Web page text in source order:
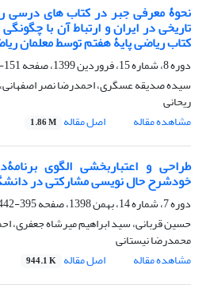
نحوۀ معرفی جبر در کتاب های درسی
تاریخی در ایران و ارتباط آن با
کتاب ریاضی پایۀ هفتم توسط معلمان
دوره 8، شماره 15، فروردین 1399، صفحه
151-192
سیده صدیقه عسگری، احمدرضا نصر اصفهانی،
ریحانی
مشاهده مقاله
اصل مقاله 1.86 M
طراحی و اعتباربخشی الگوی
خودشرح حال نویسی مشارکتی در
دوره 7، شماره 14، بهمن 1398، صفحه
395-442
حسین قربانی، سید ابراهیم میرشاه جعفری،
محمدرضا نیستانی
مشاهده مقاله
اصل مقاله 944.1 K